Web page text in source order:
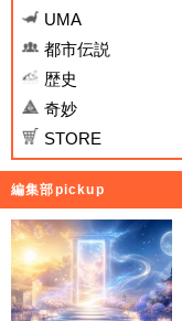
UMA
都市伝説
歴史
奇妙
STORE
編集部pickup